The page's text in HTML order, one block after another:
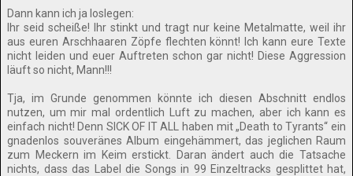
Dann kann ich ja loslegen:
Ihr seid scheiße! Ihr stinkt und tragt nur keine Metalmatte, weil ihr
aus euren Arschhaaren Zöpfe flechten könnt! Ich kann eure Texte
nicht leiden und euer Auftreten schon gar nicht! Diese Aggression
läuft so nicht, Mann!!!
Tja, im Grunde genommen könnte ich diesen Abschnitt endlos
nutzen, um mir mal ordentlich Luft zu machen, aber ich kann es
einfach nicht! Denn SICK OF IT ALL haben mit „Death to Tyrants“ ein
gnadenlos souveränes Album eingehämmert, das jeglichen Raum
zum Meckern im Keim erstickt. Daran ändert auch die Tatsache
nichts, dass das Label die Songs in 99 Einzeltracks gesplittet hat,